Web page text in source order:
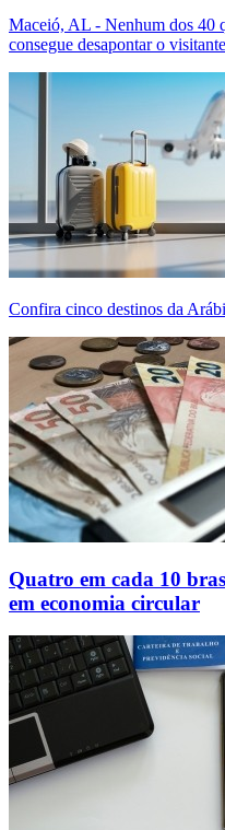
Maceió, AL - Nenhum dos 40
consegue desapontar o
Confira cinco destinos da
Quatro em cada 10
em economia circular